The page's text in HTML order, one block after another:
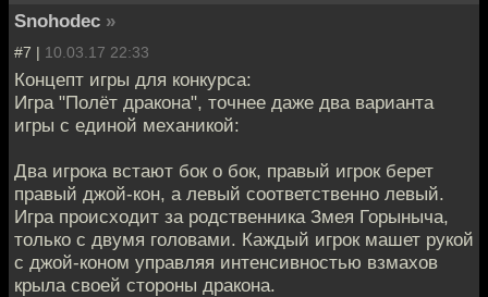
Snohodec »
#7 | 10.03.17 22:33
Концепт игры для конкурса:
Игра "Полёт дракона", точнее даже два варианта
игры с единой механикой:
Два игрока встают бок о бок, правый игрок берет
правый джой-кон, а левый соответственно левый.
Игра происходит за родственника Змея Горыныча,
только с двумя головами. Каждый игрок машет рукой
с джой-коном управляя интенсивностью взмахов
крыла своей стороны дракона.